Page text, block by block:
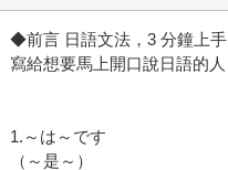
◆前言 日語文法，3 分鐘上手
寫給想要馬上開口說日語的人
1.～は～です
（～是～）